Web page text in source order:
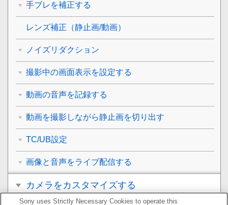
手ブレを補正する
レンズ補正 （静止画/動画）
ノイズリダクション
撮影中の画面表示を設定する
動画の音声を記録する
動画を撮影しながら静止画を切り出す
TC/UB設定
画像と音声をライブ配信する
カメラをカスタマイズする
Sony uses Strictly Necessary Cookies to operate this